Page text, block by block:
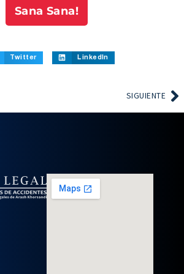
Sana Sana!
Twitter LinkedIn
SIGUIENTE